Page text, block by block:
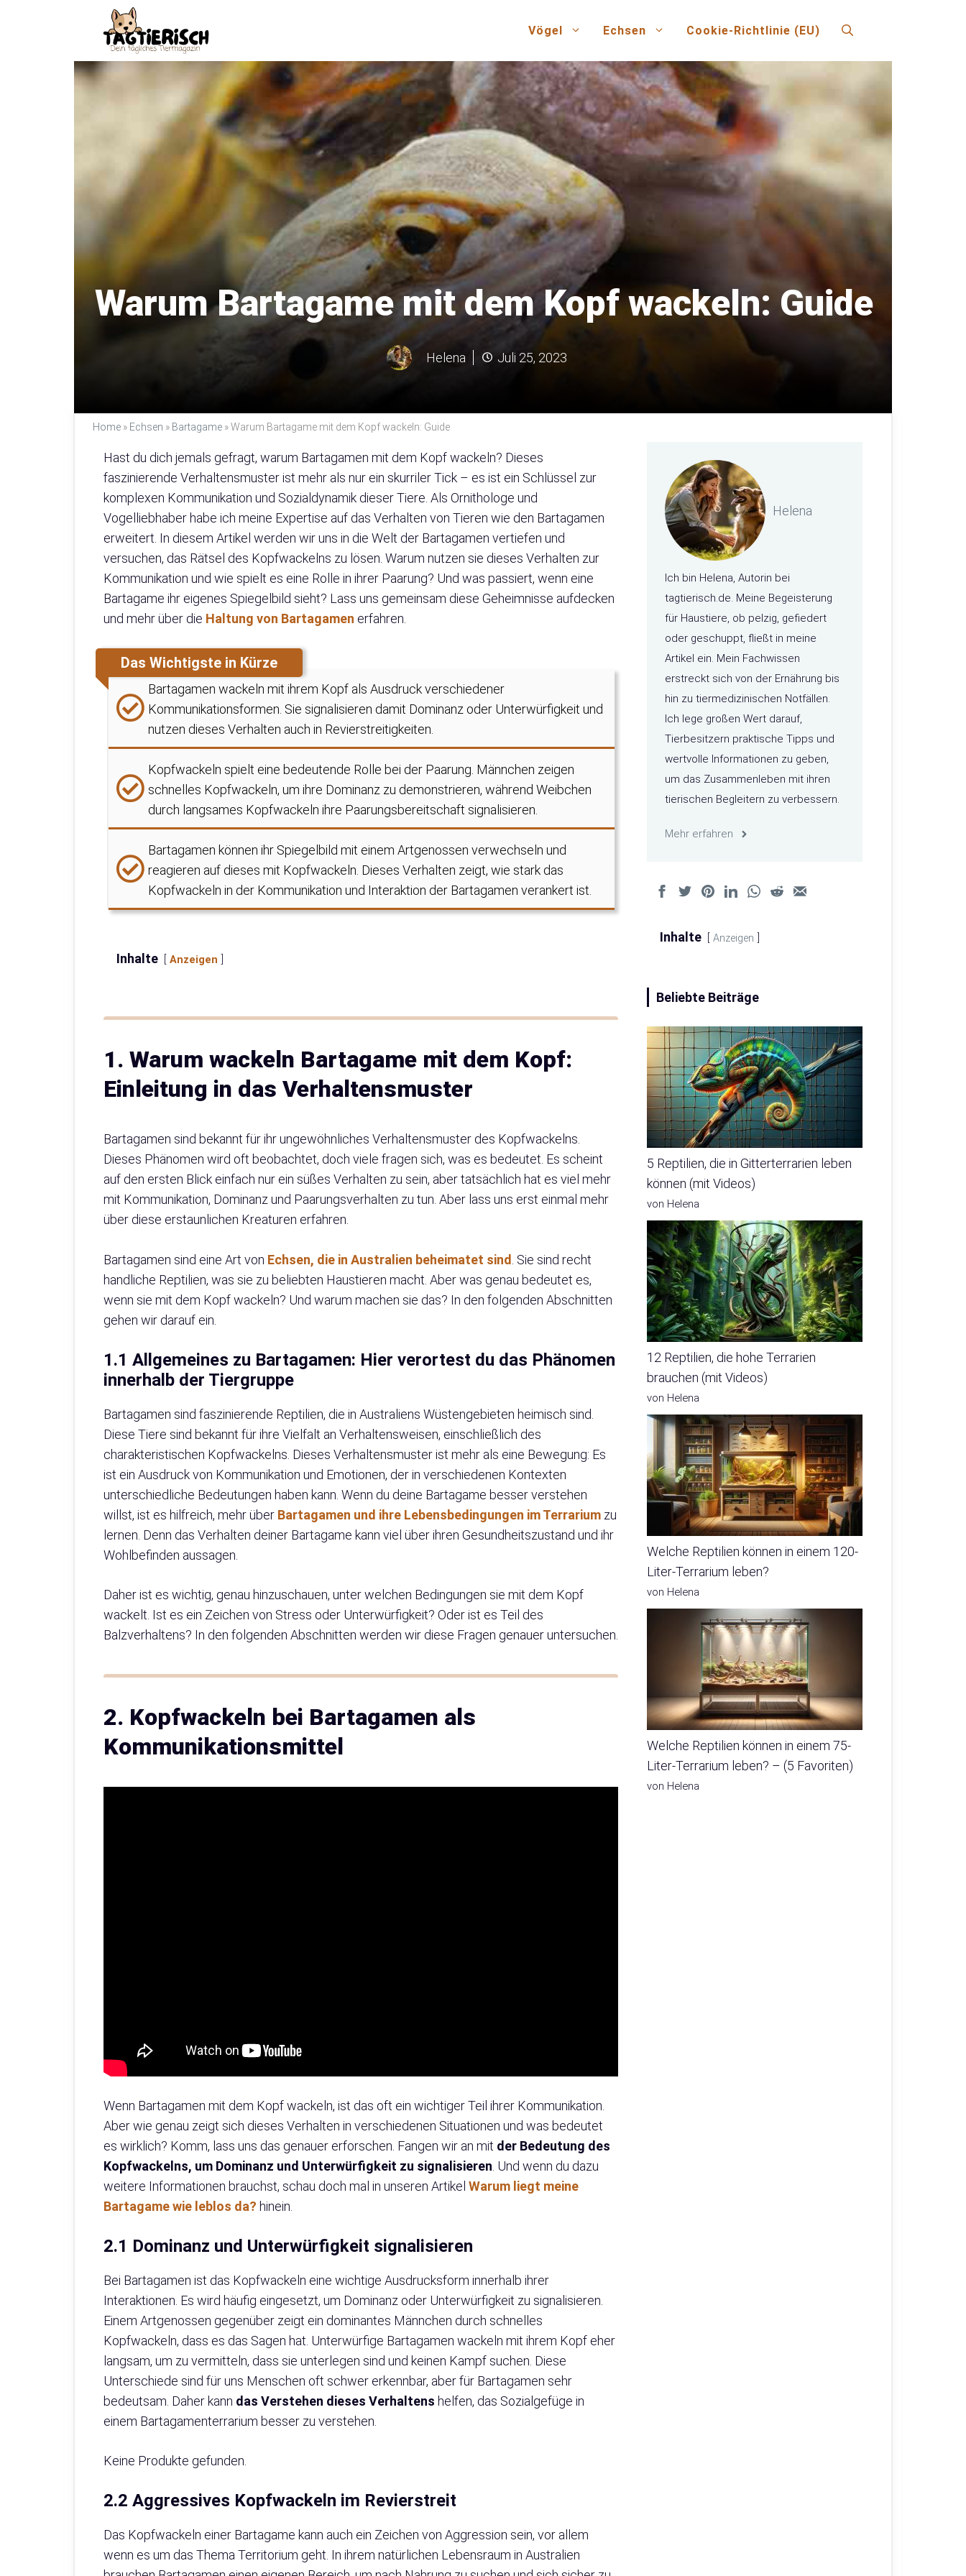
Vögel Echsen Cookie-Richtlinie (EU)
Warum Bartagame mit dem Kopf wackeln: Guide
Helena Juli 25, 2023
Home » Echsen » Bartagame »Warum Bartagame mit dem Kopf wackeln: Guide
Hast du dich jemals gefragt, warum Bartagamen mit dem Kopf wackeln? Dieses
faszinierende Verhaltensmuster ist mehr als nur ein skurriler Tick – es ist ein Schlüssel zur
komplexen Kommunikation und Sozialdynamik dieser Tiere. Als Ornithologe und
Vogelliebhaber habe ich meine Expertise auf das Verhalten von Tieren wie den Bartagamen
erweitert. In diesem Artikel werden wir uns in die Welt der Bartagamen vertiefen und
versuchen, das Rätsel des Kopfwackelns zu lösen. Warum nutzen sie dieses Verhalten zur
Kommunikation und wie spielt es eine Rolle in ihrer Paarung? Und was passiert, wenn eine
Bartagame ihr eigenes Spiegelbild sieht? Lass uns gemeinsam diese Geheimnisse aufdecken
und mehr über die Haltung von Bartagamen erfahren.
Das Wichtigste in Kürze
Bartagamen wackeln mit ihrem Kopf als Ausdruck verschiedener
Kommunikationsformen. Sie signalisieren damit Dominanz oder Unterwürfigkeit und
nutzen dieses Verhalten auch in Revierstreitigkeiten.
Kopfwackeln spielt eine bedeutende Rolle bei der Paarung. Männchen zeigen
schnelles Kopfwackeln, um ihre Dominanz zu demonstrieren, während Weibchen
durch langsames Kopfwackeln ihre Paarungsbereitschaft signalisieren.
Bartagamen können ihr Spiegelbild mit einem Artgenossen verwechseln und
reagieren auf dieses mit Kopfwackeln. Dieses Verhalten zeigt, wie stark das
Kopfwackeln in der Kommunikation und Interaktion der Bartagamen verankert ist.
Inhalte Anzeigen
1. Warum wackeln Bartagame mit dem Kopf:
Einleitung in das Verhaltensmuster
Bartagamen sind bekannt für ihr ungewöhnliches Verhaltensmuster des Kopfwackelns.
Dieses Phänomen wird oft beobachtet, doch viele fragen sich, was es bedeutet. Es scheint
auf den ersten Blick einfach nur ein süßes Verhalten zu sein, aber tatsächlich hat es viel mehr
mit Kommunikation, Dominanz und Paarungsverhalten zu tun. Aber lass uns erst einmal mehr
über diese erstaunlichen Kreaturen erfahren.
Bartagamen sind eine Art von Echsen, die in Australien beheimatet sind. Sie sind recht
handliche Reptilien, was sie zu beliebten Haustieren macht. Aber was genau bedeutet es,
wenn sie mit dem Kopf wackeln? Und warum machen sie das? In den folgenden Abschnitten
gehen wir darauf ein.
1.1 Allgemeines zu Bartagamen: Hier verortest du das Phänomen
innerhalb der Tiergruppe
Bartagamen sind faszinierende Reptilien, die in Australiens Wüstengebieten heimisch sind.
Diese Tiere sind bekannt für ihre Vielfalt an Verhaltensweisen, einschließlich des
charakteristischen Kopfwackelns. Dieses Verhaltensmuster ist mehr als eine Bewegung: Es
ist ein Ausdruck von Kommunikation und Emotionen, der in verschiedenen Kontexten
unterschiedliche Bedeutungen haben kann. Wenn du deine Bartagame besser verstehen
willst, ist es hilfreich, mehr über Bartagamen und ihre Lebensbedingungen im Terrarium zu
lernen. Denn das Verhalten deiner Bartagame kann viel über ihren Gesundheitszustand und ihr
Wohlbefinden aussagen.
Daher ist es wichtig, genau hinzuschauen, unter welchen Bedingungen sie mit dem Kopf
wackelt. Ist es ein Zeichen von Stress oder Unterwürfigkeit? Oder ist es Teil des
Balzverhaltens? In den folgenden Abschnitten werden wir diese Fragen genauer untersuchen.
2. Kopfwackeln bei Bartagamen als
Kommunikationsmittel
Wenn Bartagamen mit dem Kopf wackeln, ist das oft ein wichtiger Teil ihrer Kommunikation.
Aber wie genau zeigt sich dieses Verhalten in verschiedenen Situationen und was bedeutet
es wirklich? Komm, lass uns das genauer erforschen. Fangen wir an mit der Bedeutung des
Kopfwackelns, um Dominanz und Unterwürfigkeit zu signalisieren . Und wenn du dazu
weitere Informationen brauchst, schau doch mal in unseren Artikel Warum liegt meine
Bartagame wie leblos da? hinein.
2.1 Dominanz und Unterwürfigkeit signalisieren
Bei Bartagamen ist das Kopfwackeln eine wichtige Ausdrucksform innerhalb ihrer
Interaktionen. Es wird häufig eingesetzt, um Dominanz oder Unterwürfigkeit zu signalisieren.
Einem Artgenossen gegenüber zeigt ein dominantes Männchen durch schnelles
Kopfwackeln, dass es das Sagen hat. Unterwürfige Bartagamen wackeln mit ihrem Kopf eher
langsam, um zu vermitteln, dass sie unterlegen sind und keinen Kampf suchen. Diese
Unterschiede sind für uns Menschen oft schwer erkennbar, aber für Bartagamen sehr
bedeutsam. Daher kann das Verstehen dieses Verhaltens helfen, das Sozialgefüge in
einem Bartagamenterrarium besser zu verstehen.
Keine Produkte gefunden.
2.2 Aggressives Kopfwackeln im Revierstreit
Das Kopfwackeln einer Bartagame kann auch ein Zeichen von Aggression sein, vor allem
wenn es um das Thema Territorium geht. In ihrem natürlichen Lebensraum in Australien
Helena
Ich bin Helena, Autorin bei
tagtierisch.de. Meine Begeisterung
für Haustiere, ob pelzig, gefiedert
oder geschuppt, fließt in meine
Artikel ein. Mein Fachwissen
erstreckt sich von der Ernährung bis
hin zu tiermedizinischen Notfällen.
Ich lege großen Wert darauf,
Tierbesitzern praktische Tipps und
wertvolle Informationen zu geben,
um das Zusammenleben mit ihren
tierischen Begleitern zu verbessern.
Mehr erfahren
Inhalte Anzeigen
Beliebte Beiträge
5 Reptilien, die in Gitterterrarien leben
können (mit Videos)
von Helena
12 Reptilien, die hohe Terrarien
brauchen (mit Videos)
von Helena
Welche Reptilien können in einem 120-
Liter-Terrarium leben?
von Helena
Welche Reptilien können in einem 75-
Liter-Terrarium leben? – (5 Favoriten)
von Helena